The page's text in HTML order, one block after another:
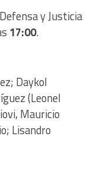
y Justicia
17:00.
Daykol
(Leonel
Mauricio
Lisandro